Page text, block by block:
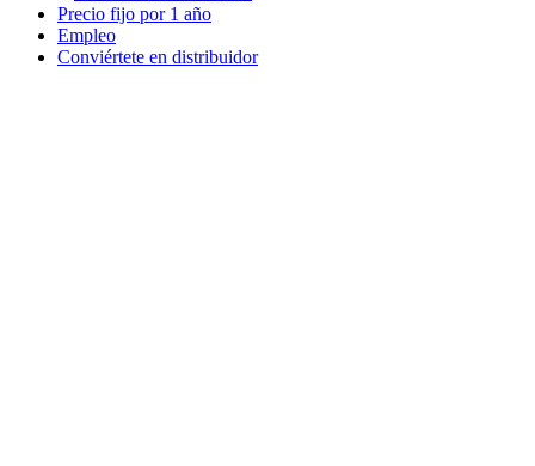
Precio fijo por 1 año
Empleo
Conviértete en distribuidor